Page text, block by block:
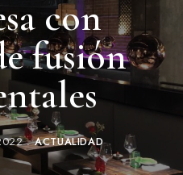
con
fusión
ACTUALIDAD